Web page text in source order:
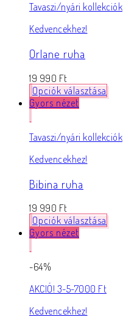
Tavaszi/nyári kollekciók
Kedvencekhez!
Orlane ruha
19 990 Ft
Opciók választása
Gyors nézet
Tavaszi/nyári kollekciók
Kedvencekhez!
Bibina ruha
19 990 Ft
Opciók választása
Gyors nézet
-64%
AKCIÓ! 3-5-7000 Ft
Kedvencekhez!